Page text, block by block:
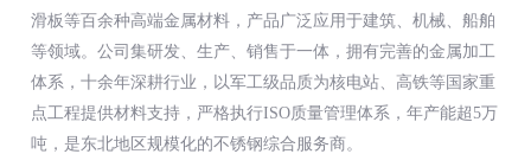
滑板等百余种高端金属材料，产品广泛应用于建筑、机械、船舶
等领域。公司集研发、生产、销售于一体，拥有完善的金属加工
体系，十余年深耕行业，以军工级品质为核电站、高铁等国家重
点工程提供材料支持，严格执行ISO质量管理体系，年产能超5万
吨，是东北地区规模化的不锈钢综合服务商。